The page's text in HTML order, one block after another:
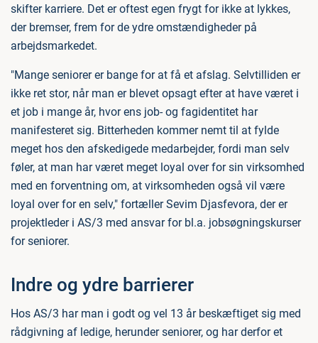
skifter karriere. Det er oftest egen frygt for ikke at lykkes,
der bremser, frem for de ydre omstændigheder på
arbejdsmarkedet.
"Mange seniorer er bange for at få et afslag. Selvtilliden er
ikke ret stor, når man er blevet opsagt efter at have været i
et job i mange år, hvor ens job- og fagidentitet har
manifesteret sig. Bitterheden kommer nemt til at fylde
meget hos den afskedigede medarbejder, fordi man selv
føler, at man har været meget loyal over for sin virksomhed
med en forventning om, at virksomheden også vil være
loyal over for en selv," fortæller Sevim Djasfevora, der er
projektleder i AS/3 med ansvar for bl.a. jobsøgningskurser
for seniorer.
Indre og ydre barrierer
Hos AS/3 har man i godt og vel 13 år beskæftiget sig med
rådgivning af ledige, herunder seniorer, og har derfor et